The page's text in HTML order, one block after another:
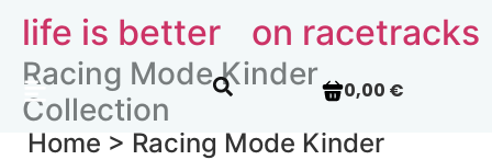
life is better on racetracks
0,00 €
Racing Mode Kinder
Collection
Home > Racing Mode Kinder